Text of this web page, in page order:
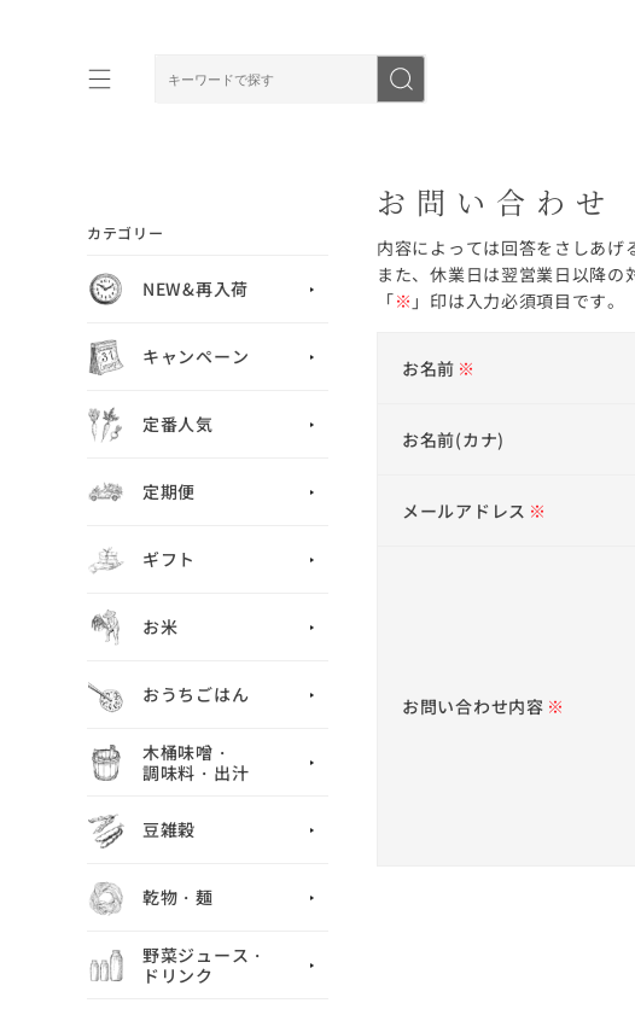
カテゴリー
NEW&再入荷
キャンペーン
定番人気
定期便
ギフト
お米
おうちごはん
木桶味噌・
調味料・出汁
豆雑穀
乾物・麺
野菜ジュース・
ドリンク
お問い合わせ
内容によっては回答をさしあげ
また、休業日は翌営業日以降の
「※ 」印は入力必須項目です。
お名前 ※
お名前(カナ)
メールアドレス ※
お問い合わせ内容 ※